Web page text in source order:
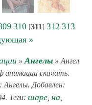
310 [311] 312 313
»
» Ангелы» Ангел
анимации скачать.
Ангелы. Добавлен:
Теги: шаре, на,